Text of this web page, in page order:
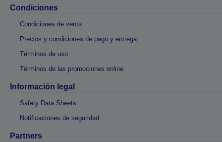
Condiciones
Condiciones de venta
Precios y condiciones de pago y entrega
Términos de uso
Términos de las promociones online
Información legal
Safety Data Sheets
Notificaciones de seguridad
Partners